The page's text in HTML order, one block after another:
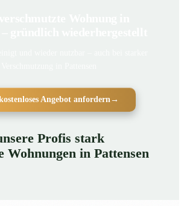
Angebot anfordern→
Profis stark
Wohnungen in Pattensen